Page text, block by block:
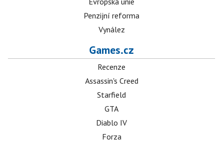
Penzijní reforma
Vynález
Games.cz
Recenze
Assassin's Creed
Starfield
GTA
Diablo IV
Forza